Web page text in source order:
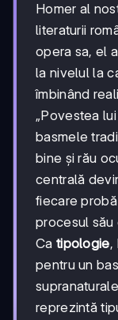
Homer al
literaturii
opera sa, el
la nivelul la
îmbinând
„Povestea
basmele
bine și rău
centrală
fiecare
procesul său
Ca tipologie,
pentru un
reprezintă